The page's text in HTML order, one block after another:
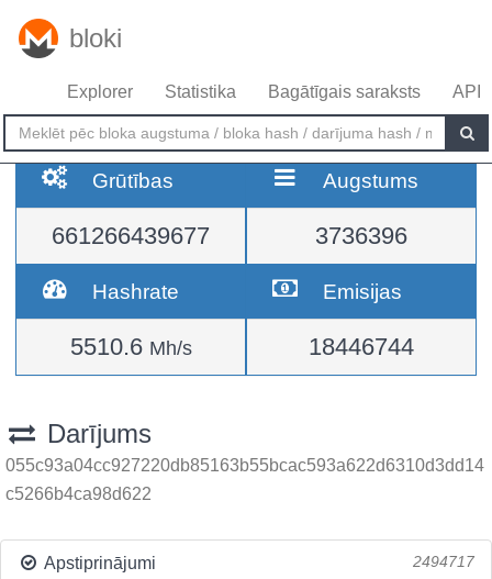
bloki
Explorer Statistika Bagātīgais saraksts API
Grūtības
661266439677
Augstums
3736396
Hashrate
5510.6 Mh/s
Emisijas
18446744
Darījums
055c93a04cc927220db85163b55bcac593a622d6310d3dd14
c5266b4ca98d622
Apstiprinājumi 2494717